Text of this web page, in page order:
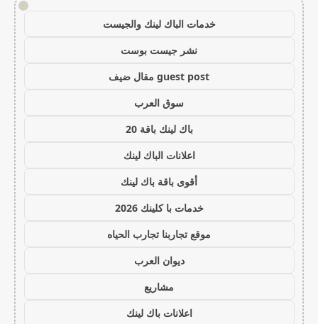
!
خدمات الباك لينك والجيست
نشر جيست بوست
guest post مقال ضيف
سوق العرب
باك لينك باقة 20
اعلانات الباك لينك
أقوى باقة باك لينك
خدمات با كلينك 2026
موقع تجاربنا تجارب الحياه
ديوان العرب
مشاريع
اعلانات باك لينك